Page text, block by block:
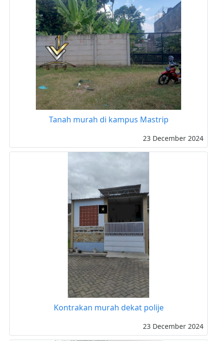
Tanah murah di kampus Mastrip
23 December 2024
Kontrakan murah dekat polije
23 December 2024